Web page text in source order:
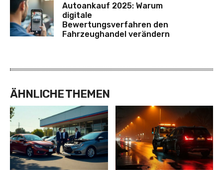
Autoankauf 2025: Warum
digitale
Bewertungsverfahren den
Fahrzeughandel verändern
ÄHNLICHE THEMEN